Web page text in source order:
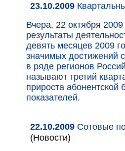
23.10.2009
Вчера, 22 октября
результаты
девять месяцев 2009
значимых достижений
в ряде регионов
называют третий
прироста
показателей.
22.10.2009 Сотовые
(Новости)